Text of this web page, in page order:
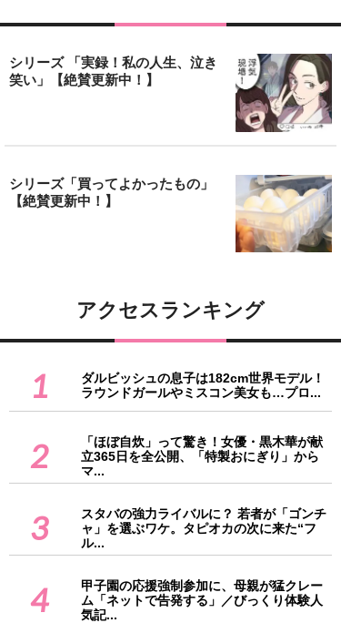
シリーズ 「実録！私の人生、泣き
笑い」【絶賛更新中！】
シリーズ「買ってよかったもの」
【絶賛更新中！】
アクセスランキング
1
ダルビッシュの息子は182cm世界モデル！
ラウンドガールやミスコン美女も…プロ...
2
「ほぼ自炊」って驚き！女優・黒木華が献
立365日を全公開、「特製おにぎり」から
マ...
3
スタバの強力ライバルに？ 若者が「ゴンチ
ャ」を選ぶワケ。タピオカの次に来た“フ
ル...
4
甲子園の応援強制参加に、母親が猛クレー
ム「ネットで告発する」／びっくり体験人
気記...